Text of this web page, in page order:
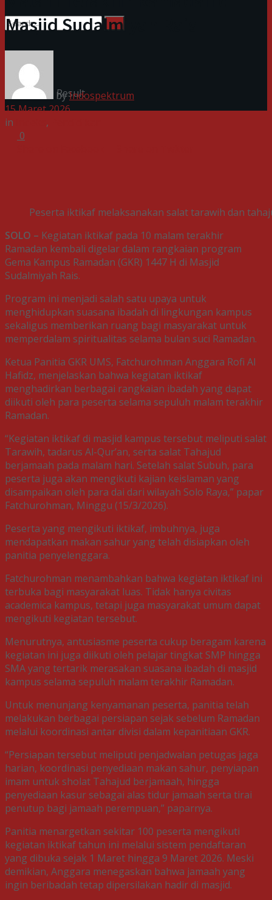
View All Result
Masjid Sudalmiyah Rais
byIndospektrum
15 Maret 2026
in
,
0
Peserta iktikaf melaksanakan salat tarawih dan
SOLO – Kegiatan iktikaf pada 10 malam terakhir
Ramadan kembali digelar dalam rangkaian program
Gema Kampus Ramadan (GKR) 1447 H di Masjid
Sudalmiyah Rais.
Program ini menjadi salah satu upaya untuk
menghidupkan suasana ibadah di lingkungan kampus
sekaligus memberikan ruang bagi masyarakat untuk
memperdalam spiritualitas selama bulan suci Ramadan.
Ketua Panitia GKR UMS, Fatchurohman Anggara Rofi Al
Hafidz, menjelaskan bahwa kegiatan iktikaf
menghadirkan berbagai rangkaian ibadah yang dapat
diikuti oleh para peserta selama sepuluh malam terakhir
Ramadan.
“Kegiatan iktikaf di masjid kampus tersebut meliputi salat
Tarawih, tadarus Al-Qur’an, serta salat Tahajud
berjamaah pada malam hari. Setelah salat Subuh, para
peserta juga akan mengikuti kajian keislaman yang
disampaikan oleh para dai dari wilayah Solo Raya,” papar
Fatchurohman, Minggu (15/3/2026).
Peserta yang mengikuti iktikaf, imbuhnya, juga
mendapatkan makan sahur yang telah disiapkan oleh
panitia penyelenggara.
Fatchurohman menambahkan bahwa kegiatan iktikaf ini
terbuka bagi masyarakat luas. Tidak hanya civitas
academica kampus, tetapi juga masyarakat umum dapat
mengikuti kegiatan tersebut.
Menurutnya, antusiasme peserta cukup beragam karena
kegiatan ini juga diikuti oleh pelajar tingkat SMP hingga
SMA yang tertarik merasakan suasana ibadah di masjid
kampus selama sepuluh malam terakhir Ramadan.
Untuk menunjang kenyamanan peserta, panitia telah
melakukan berbagai persiapan sejak sebelum Ramadan
melalui koordinasi antar divisi dalam kepanitiaan GKR.
“Persiapan tersebut meliputi penjadwalan petugas jaga
harian, koordinasi penyediaan makan sahur, penyiapan
imam untuk sholat Tahajud berjamaah, hingga
penyediaan kasur sebagai alas tidur jamaah serta tirai
penutup bagi jamaah perempuan,” paparnya.
Panitia menargetkan sekitar 100 peserta mengikuti
kegiatan iktikaf tahun ini melalui sistem pendaftaran
yang dibuka sejak 1 Maret hingga 9 Maret 2026. Meski
demikian, Anggara menegaskan bahwa jamaah yang
ingin beribadah tetap dipersilakan hadir di masjid.